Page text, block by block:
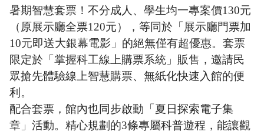
暑期智慧套票！不分成人、學生均一專案價130元
（原展示廳全票120元），等同於「展示廳門票加
10元即送大銀幕電影」的絕無僅有超優惠。套票
限定於「掌握科工線上購票系統」販售，邀請民
眾搶先體驗線上智慧購票、無紙化快速入館的便
利。
配合套票，館內也同步啟動「夏日探索電子集
章」活動。精心規劃的3條專屬科普遊程，能讓觀